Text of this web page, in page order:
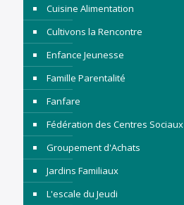
Cuisine Alimentation
Cultivons la Rencontre
Enfance Jeunesse
Famille Parentalité
Fanfare
Fédération des Centres Sociaux
Groupement d'Achats
Jardins Familiaux
L'escale du Jeudi